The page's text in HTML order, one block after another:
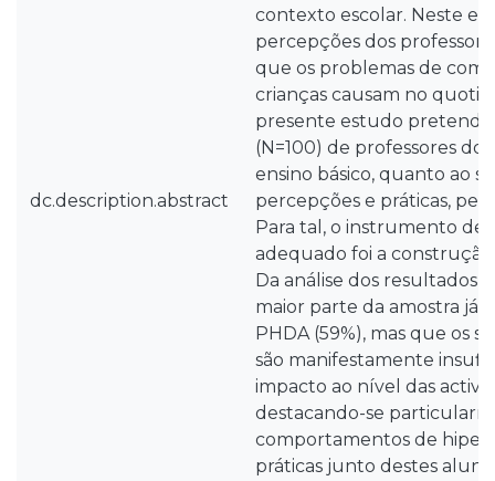
dc.description.abstract
contexto escolar. Neste
percepções dos
que os problemas de
crianças causam no
presente estudo pretende
(N=100) de professores do
ensino básico, quanto ao
percepções e práticas,
Para tal, o instrumento de
adequado foi a
Da análise dos resultados
maior parte da amostra já
PHDA (59%), mas que os
são manifestamente
impacto ao nível das
destacando-se
comportamentos de
práticas junto destes